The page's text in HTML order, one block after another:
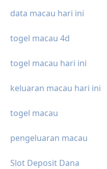
data macau hari ini
togel macau 4d
togel macau hari ini
keluaran macau hari ini
togel macau
pengeluaran macau
Slot Deposit Dana